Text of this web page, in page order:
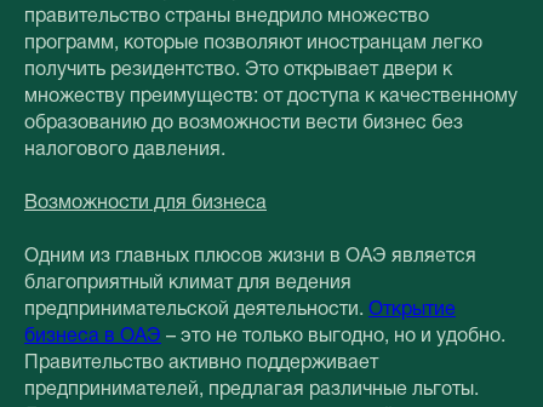
правительство страны внедрило множество
программ, которые позволяют иностранцам легко
получить резидентство. Это открывает двери к
множеству преимуществ: от доступа к качественному
образованию до возможности вести бизнес без
налогового давления.
Возможности для бизнеса
Одним из главных плюсов жизни в ОАЭ является
благоприятный климат для ведения
предпринимательской деятельности. Открытие
бизнеса в ОАЭ – это не только выгодно, но и удобно.
Правительство активно поддерживает
предпринимателей, предлагая различные льготы.